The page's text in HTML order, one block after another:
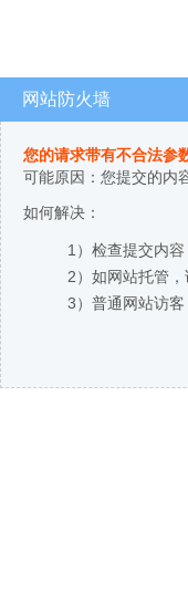
网站防火墙
您的请求带有不合法参
可能原因：您提交的内
如何解决：
1）检查提交内容
2）如网站托管，
3）普通网站访客